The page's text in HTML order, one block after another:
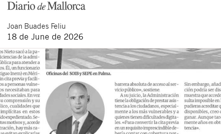
Joan Buades Feliu
18 de June de 2026